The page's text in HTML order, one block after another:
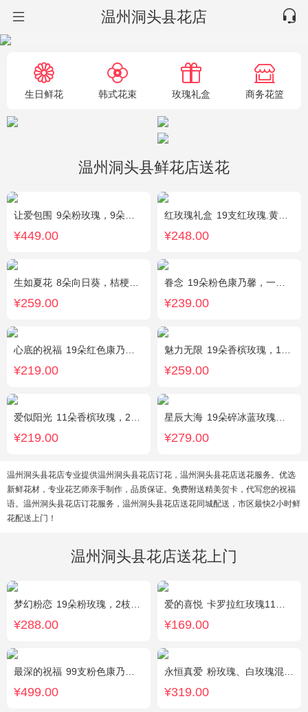
温州洞头县花店
生日鲜花 韩式花束 玫瑰礼盒 商务花篮
温州洞头县鲜花店送花
让爱包围 9朵粉玫瑰，9朵红玫瑰，7朵白玫瑰，7朵蓝玫瑰，7朵香槟玫瑰，满天星和绿草丰满外围，随机赠送两只公仔
¥449.00
红玫瑰礼盒 19支红玫瑰.黄英配花
¥248.00
生如夏花 8朵向日葵，桔梗、红豆、绿叶搭配
¥259.00
眷念 19朵粉色康乃馨，一条灯带，满天星、绿叶搭配
¥239.00
心底的祝福 19朵红色康乃馨，绿叶搭配
¥219.00
魅力无限 19朵香槟玫瑰，1枝多头白百合，桔梗、小花、绿叶搭配
¥259.00
爱似阳光 11朵香槟玫瑰，2朵向日葵，桔梗、配花、绿叶搭配
¥219.00
星辰大海 19朵碎冰蓝玫瑰，尤加利绿叶搭配
¥279.00
温州洞头县花店专业提供温州洞头县花店订花，温州洞头县花店送花服务。优选
新鲜花材，专业花艺师亲手制作，品质保证。免费附送精美贺卡，代写您的祝福
语。温州洞头县花店订花服务，温州洞头县花店送花同城配送，市区最快2小时鲜
花配送上门！
温州洞头县花店送花上门
梦幻粉恋 19朵粉玫瑰，2枝白色香水百合、尤加利叶搭配
¥288.00
爱的喜悦 卡罗拉红玫瑰11枝、白色满天星、尤加利搭配
¥169.00
最深的祝福 99支粉色康乃馨，搭配绿叶、黄莺。
¥499.00
永恒真爱 粉玫瑰、白玫瑰混搭，共33朵，桔梗、尤加利搭配
¥319.00